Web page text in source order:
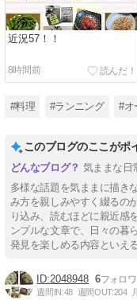
近況57！！
8時間前
#料理 #ランニング #オ
このブログのここがポ
気ままな日
多様な話題を気ままに描き
み方を親しみやすく綴るの
り込み、読むほどに親近感
ンプルな文章で、日々の暮
発見を楽しめる内容といえ
2048948 6
週間IN:48 週間OUT:204